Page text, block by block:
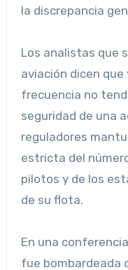
la discrepancia
Los analistas que siguen la industria de la
aviación dicen
frecuencia no
seguridad de una
reguladores
estricta del
pilotos y de los
de su flota.
En una conferencia de prensa el martes, Jeju Air
fue bombardeada